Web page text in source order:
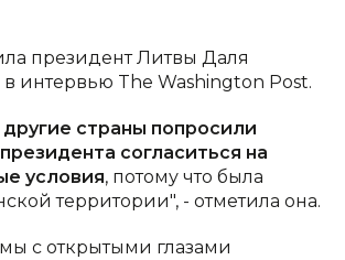
президент Литвы Даля
в интервью The Washington Post.
другие страны попросили
согласиться на
условия, потому что была
территории", - отметила она.
с открытыми глазами